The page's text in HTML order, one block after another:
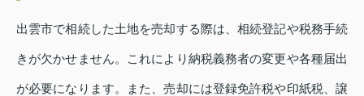
出雲市で相続した土地を売却する際は、相続登記や税務手続
きが欠かせません。これにより納税義務者の変更や各種届出
が必要になります。また、売却には登録免許税や印紙税、譲